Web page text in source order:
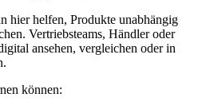
hier helfen, Produkte unabhängig
Vertriebsteams, Händler oder
ansehen, vergleichen oder in
können: